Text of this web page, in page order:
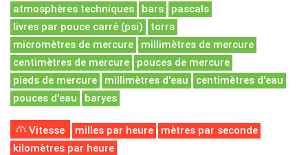
atmosphères techniques
bars
pascals
livres par pouce carré (psi)
torrs
micromètres de mercure
millimètres de mercure
centimètres de mercure
pouces de mercure
pieds de mercure
millimètres d'eau
centimètres d'eau
pouces d'eau
baryes
Vitesse milles par heure
mètres par seconde
kilomètres par heure